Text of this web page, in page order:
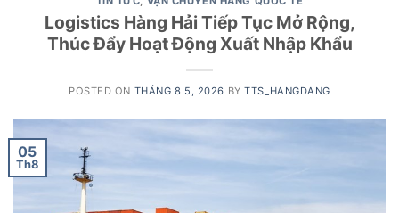
Logistics Hàng Hải Tiếp Tục Mở Rộng,
Thúc Đẩy Hoạt Động Xuất Nhập Khẩu
POSTED ON THÁNG 8 5, 2026 BYTTS_HANGDANG
05
Th8